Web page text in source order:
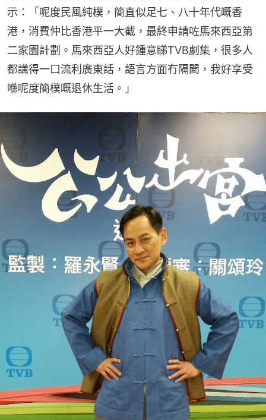
示：「呢度民風純樸，簡直似足七、八十年代嘅香
港，消費仲比香港平一大截，最終申請咗馬來西亞第
二家園計劃。馬來西亞人好鍾意睇TVB劇集，很多人
都講得一口流利廣東話，語言方面冇隔閡，我好享受
喺呢度簡樸嘅退休生活。」